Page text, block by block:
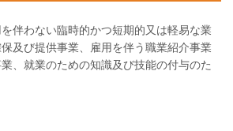
伴わない臨時的かつ短期的又は軽易な業
及び提供事業、雇用を伴う職業紹介事業
、就業のための知識及び技能の付与のた